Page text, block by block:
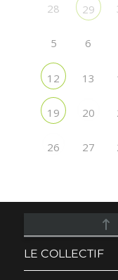
28 29
5 6
12 13
19 20
26 27
LE COLLECTIF